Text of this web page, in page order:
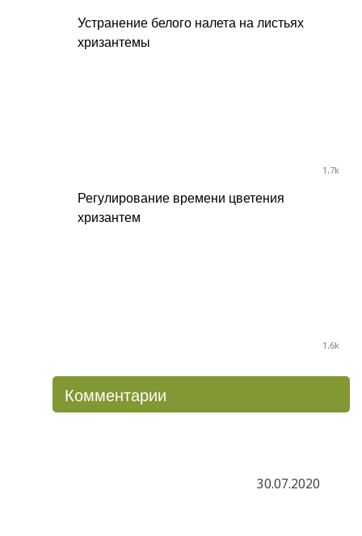
Устранение белого налета на листьях
хризантемы
1.7k
Регулирование времени цветения
хризантем
1.6k
Комментарии
30.07.2020